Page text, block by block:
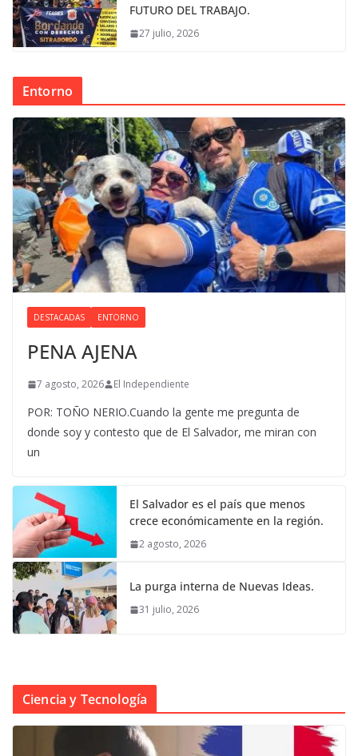
FUTURO DEL TRABAJO.
27 julio, 2026
Entorno
DESTACADAS ENTORNO
PENA AJENA
7 agosto, 2026 El Independiente
POR: TOÑO NERIO.Cuando la gente me pregunta de
donde soy y contesto que de El Salvador, me miran con
un
El Salvador es el país que menos
crece económicamente en la región.
2 agosto, 2026
La purga interna de Nuevas Ideas.
31 julio, 2026
Ciencia y Tecnología